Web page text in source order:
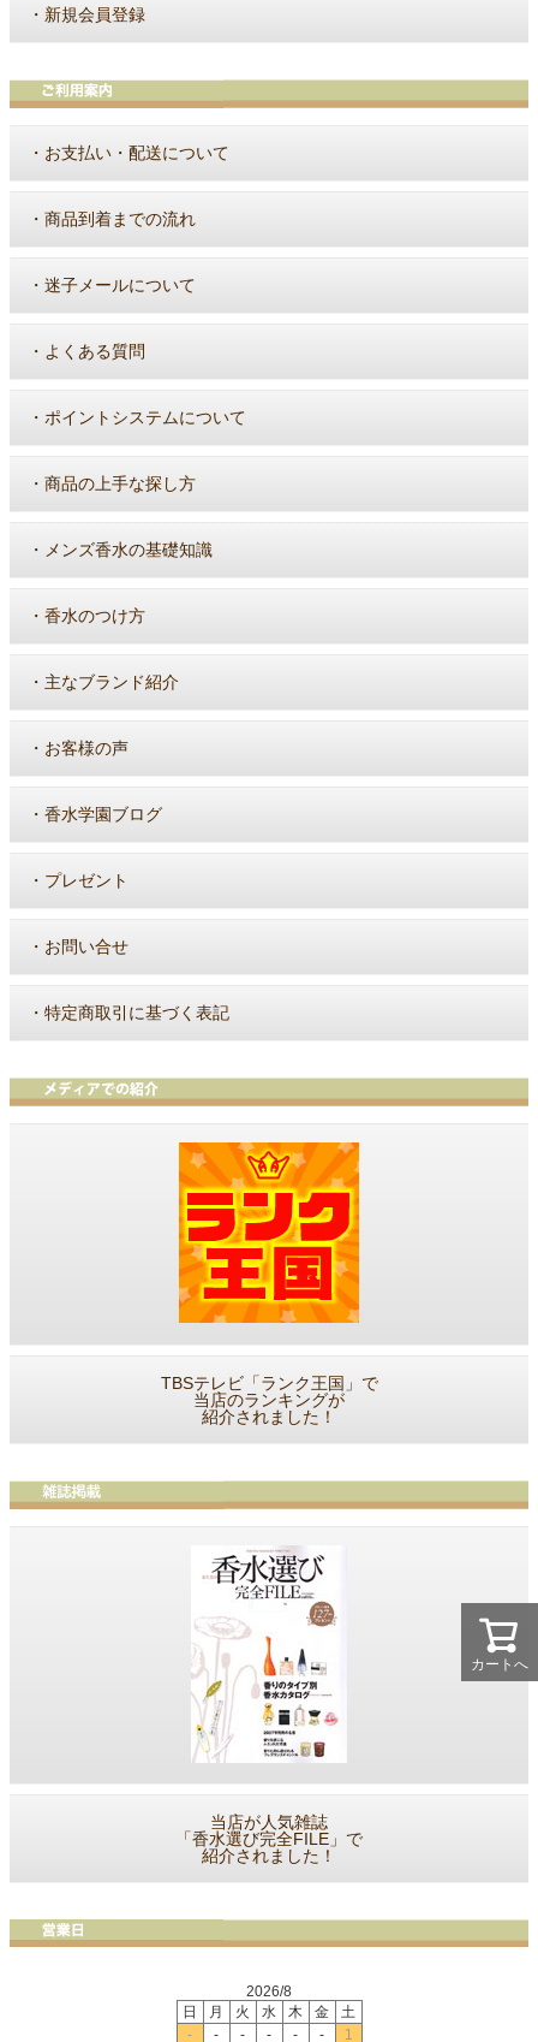
カートへ
・ 新規会員登録
・ お支払い・配送について
・ 商品到着までの流れ
・ 迷子メールについて
・ よくある質問
・ ポイントシステムについて
・ 商品の上手な探し方
・ メンズ香水の基礎知識
・ 香水のつけ方
・ 主なブランド紹介
・ お客様の声
・ 香水学園ブログ
・ プレゼント
・ お問い合せ
・ 特定商取引に基づく表記
TBSテレビ「ランク王国」で
当店のランキングが
紹介されました！
当店が人気雑誌
「香水選び完全FILE」で
紹介されました！
2026/8
日
月 火 水 木 金
土
-
- - - - - 1